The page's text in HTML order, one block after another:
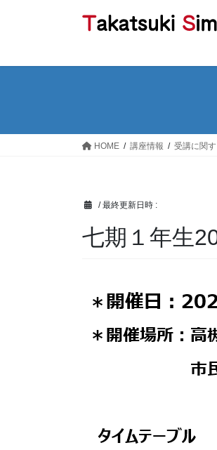
HOME 講座情報 受講に関
/ 最終更新日時 :
七期１年生